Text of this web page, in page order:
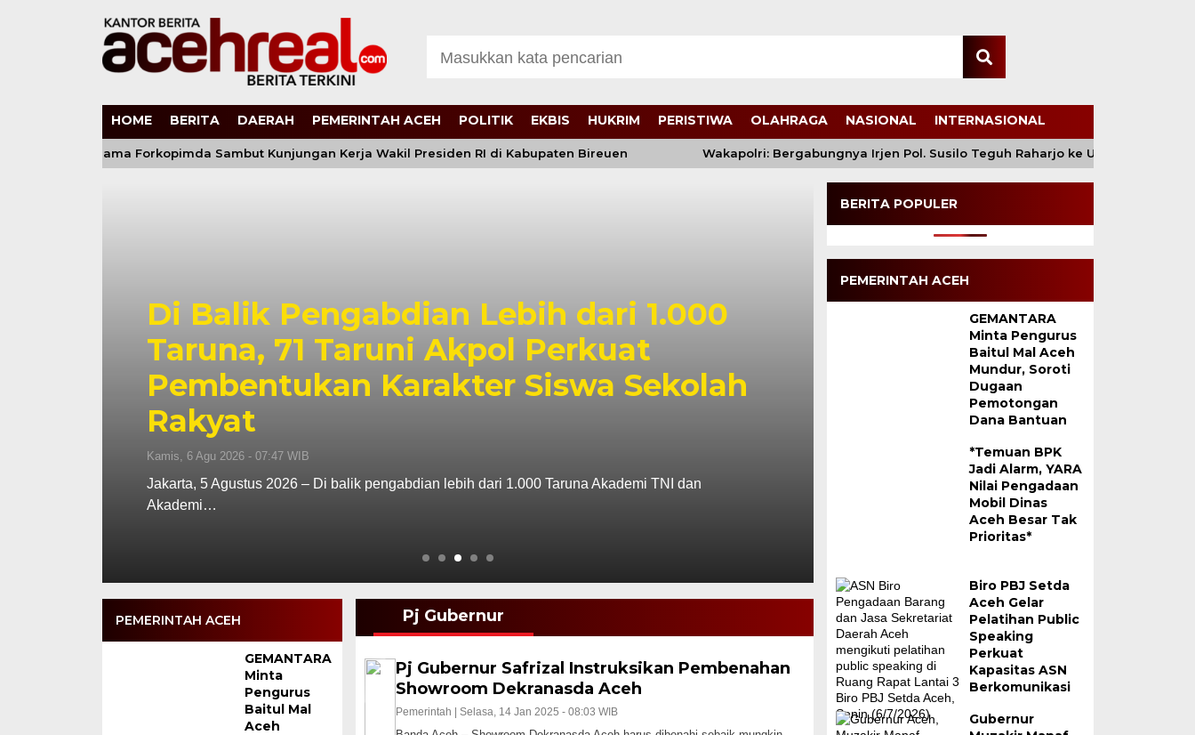
HOME BERITA DAERAH PEMERINTAH ACEH POLITIK EKBIS HUKRIM PERISTIWA OLAHRAGA NASIONAL INTERNASIONAL
Aceh Bersama Forkopimda Sambut Kunjungan Kerja Wakil Presiden RI di Kabupaten Bireuen Wakapolri: Bergabungnya Irjen Pol. Susilo Teguh Raharjo ke UBISA Perkuat
Di Balik Pengabdian Lebih dari 1.000
Taruna, 71 Taruni Akpol Perkuat
Pembentukan Karakter Siswa Sekolah
Rakyat
Kamis, 6 Agu 2026 - 07:47 WIB
Jakarta, 5 Agustus 2026 – Di balik pengabdian lebih dari 1.000 Taruna Akademi TNI dan
Akademi…
Patroli Humanis
Damai Cartenz di
Kedekatan dengan
Kamis, 6 Agu 2026 - 00:39 WIB
Puncak Jaya – Satgas Kepolisian Operasi Damai
pendekatan humanis dalam menjaga situasi
PEMERINTAH ACEH
GEMANTARA
Minta
Pengurus
Baitul Mal
Aceh
Pj Gubernur
Pj Gubernur Safrizal Instruksikan Pembenahan
Showroom Dekranasda Aceh
Pemerintah | Selasa, 14 Jan 2025 - 08:03 WIB
BERITA POPULER
PEMERINTAH ACEH
GEMANTARA
Minta Pengurus
Baitul Mal Aceh
Mundur, Soroti
Dugaan
Pemotongan
Dana Bantuan
*Temuan BPK
Jadi Alarm, YARA
Nilai Pengadaan
Mobil Dinas
Aceh Besar Tak
Prioritas*
Biro PBJ Setda
Aceh Gelar
Pelatihan Public
Speaking
Perkuat
Kapasitas ASN
Berkomunikasi
Gubernur